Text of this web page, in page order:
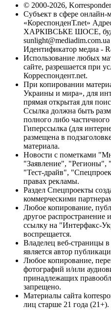
© 2000-2026,
Субъект в сфере онлайн-
«КореспонденТ.net»
ХАРКІВСЬКЕ ШОСЕ,
sunlight@mediadim.com.ua
Идентификатор медиа -
Использование любых
сайте, разрешается при
Корреспондент.net.
При копировании
Украины и мира», для
прямая открытая для
Ссылка должна быть
полного либо
Гиперссылка (для
размещена в
материала.
Новости с пометками
"Заявление",
"Тест-драйв",
правах рекламы.
Раздел Спецпроекты
коммерческими
Любое копирование,
другое
ссылку на "Интерфакс-
воспрещается.
Владелец веб-страницы
является автор
Любое копирование,
фотографий и/или
принадлежащих
запрещено.
Материалы сайта
лиц старше 21 года